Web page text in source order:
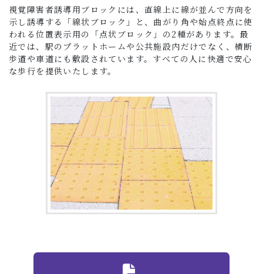
視覚障害者誘導用ブロックには、直線上に線が並んで方向を
示し誘導する「線状ブロック」と、曲がり角や始点終点に使
われる位置表示用の「点状ブロック」の2種があります。最
近では、駅のプラットホームや公共施設内だけでなく、横断
歩道や車道にも敷設されています。すべての人に快適で安心
な歩行を提供いたします。